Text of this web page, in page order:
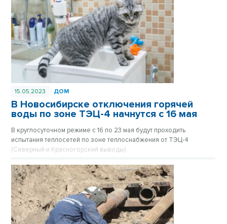
15.05.2023 ДОМ
В Новосибирске отключения горячей
воды по зоне ТЭЦ-4 начнутся с 16 мая
В круглосуточном режиме с 16 по 23 мая будут проходить
испытания теплосетей по зоне теплоснабжения от ТЭЦ-4
(Северный и Красногорский выводы).